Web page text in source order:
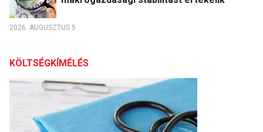
2026. AUGUSZTUS 5.
KÖLTSÉGKÍMÉLÉS